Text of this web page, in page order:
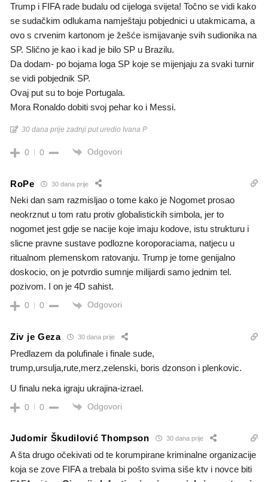
Trump i FIFA rade budalu od cijeloga svijeta! Točno se vidi kako
se sudačkim odlukama namještaju pobjednici u utakmicama, a
ovo s crvenim kartonom je žešće ismijavanje svih sudionika na
SP. Slično je kao i kad je bilo SP u Brazilu.
Da dodam- po bojama loga SP koje se mijenjaju za svaki turnir
se vidi pobjednik SP.
Ovaj put su to boje Portugala.
Mora Ronaldo dobiti svoj pehar ko i Messi.
30 dana prije zadnji put uredio Ivana P
0 0 Odgovori
RoPe 30 dana prije
Neki dan sam razmisljao o tome kako je Nogomet prosao
neokrznut u tom ratu protiv globalistickih simbola, jer to
nogomet jest gdje se nacije koje imaju kodove, istu strukturu i
slicne pravne sustave podlozne koroporaciama, natjecu u
ritualnom plemenskom ratovanju. Trump je tome genijalno
doskocio, on je potvrdio sumnje milijardi samo jednim tel.
pozivom. I on je 4D sahist.
0 0 Odgovori
Ziv je Geza 30 dana prije
Predlazem da polufinale i finale sude,
trump,ursulja,rute,merz,zelenski, boris dzonson i plenkovic.
U finalu neka igraju ukrajina-izrael.
0 0 Odgovori
Judomir Škudilović Thompson 30 dana prije
A šta drugo očekivati od te korumpirane kriminalne organizacije
koja se zove FIFA a trebala bi pošto svima siše ktv i novce biti